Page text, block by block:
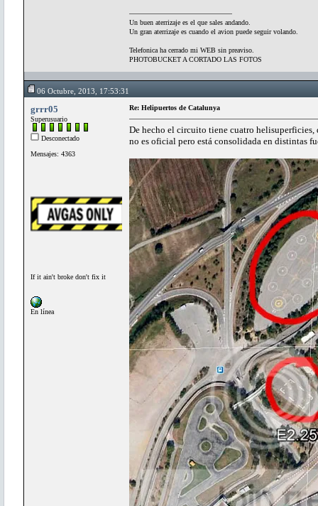
Un buen aterrizaje es el que sales andando.
Un gran aterrizaje es cuando el avion puede seguir volando.
Telefonica ha cerrado mi WEB sin preaviso.
PHOTOBUCKET A CORTADO LAS FOTOS
06 Octubre, 2013, 17:53:31
grrr05
Superusuario
Desconectado
Mensajes: 4363
If it ain't broke don't fix it
En línea
Re: Helipuertos de Catalunya
De hecho el circuito tiene cuatro helisuperficies,
no es oficial pero está consolidada en distintas